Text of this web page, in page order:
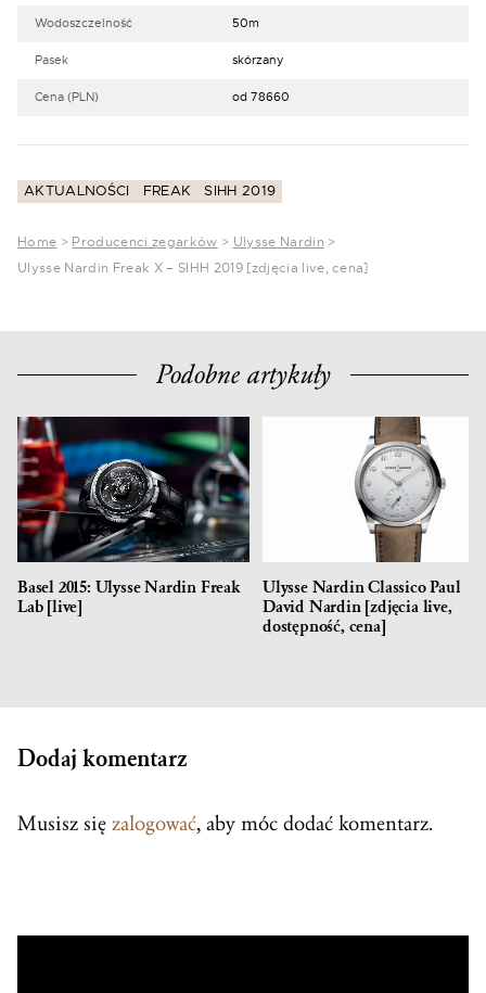
Wodoszczelność 50m
Pasek skórzany
Cena (PLN) od 78660
AKTUALNOŚCI FREAK SIHH 2019
Home > Producenci zegarków > Ulysse Nardin >
Ulysse Nardin Freak X – SIHH 2019 [zdjęcia live, cena]
Podobne artykuły
Basel 2015: Ulysse Nardin Freak
Lab [live]
Ulysse Nardin Classico Paul
David Nardin [zdjęcia live,
dostępność, cena]
Dodaj komentarz
Musisz się zalogować, aby móc dodać komentarz.